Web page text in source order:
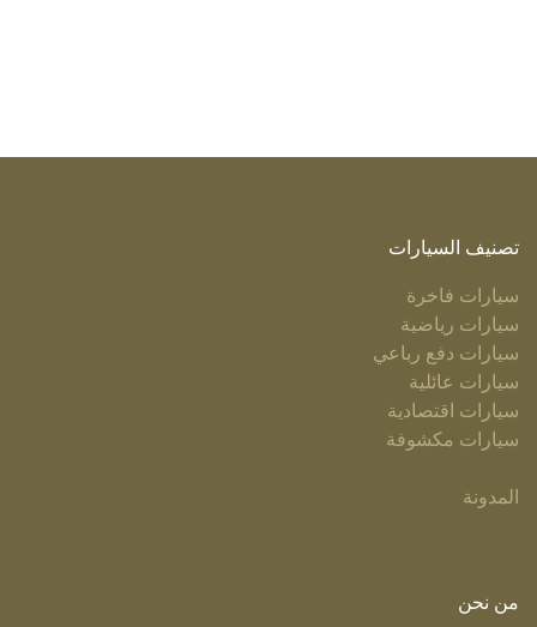
تصنيف السيارات
سيارات فاخرة
سيارات رياضية
سيارات دفع رباعي
سيارات عائلية
سيارات اقتصادية
سيارات مكشوفة
المدونة
من نحن